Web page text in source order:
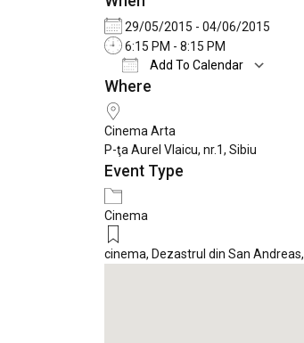
29/05/2015 - 04/06/2015
6:15 PM - 8:15 PM
Add To Calendar
Download ICS
Where
Cinema Arta
P-ţa Aurel Vlaicu, nr.1, Sibiu
Event Type
Cinema
cinema, Dezastrul din San Andreas,